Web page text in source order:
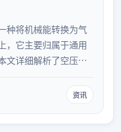
种将机械能转换为气
，它主要归属于通用
文详细解析了空压机
全面了解这一关键基
资讯